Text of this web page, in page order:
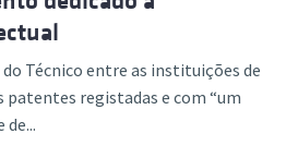
Técnico entre as instituições de
registadas e com “um